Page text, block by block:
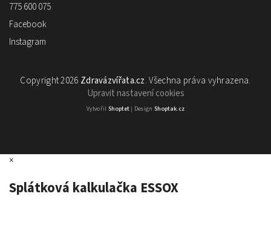
775 600 075
Facebook
Instagram
Copyright 2026 Zdravázvířata.cz. Všechna práva vyhrazena.
Upravit nastavení cookies
Vytvořil Shoptet| Design Shoptak.cz
×
Splátková kalkulačka ESSOX